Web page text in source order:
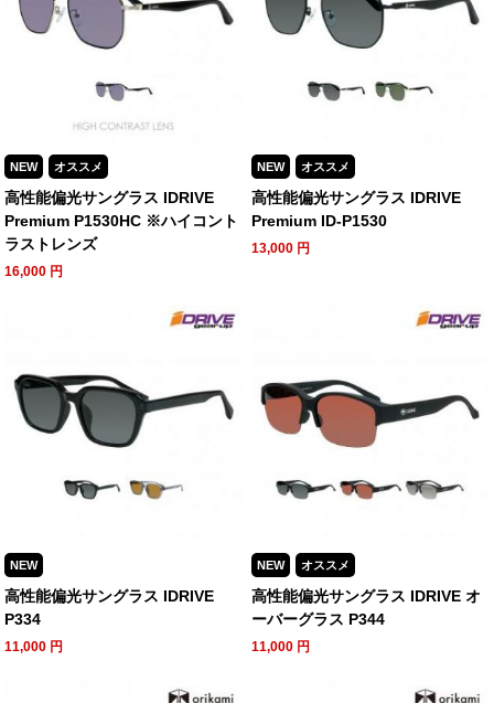
NEW オススメ
高性能偏光サングラス IDRIVE
Premium P1530HC ※ハイコント
ラストレンズ
16,000 円
NEW オススメ
高性能偏光サングラス IDRIVE
Premium ID-P1530
13,000 円
NEW
高性能偏光サングラス IDRIVE
P334
11,000 円
NEW オススメ
高性能偏光サングラス IDRIVE オ
ーバーグラス P344
11,000 円